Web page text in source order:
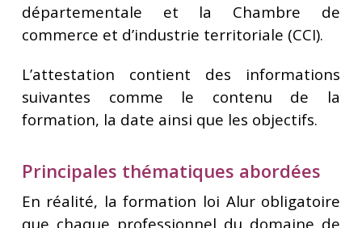
départementale et la Chambre de
commerce et d’industrie territoriale (CCI).
L’attestation contient des informations
suivantes comme le contenu de la
formation, la date ainsi que les objectifs.
Principales thématiques abordées
En réalité, la formation loi Alur obligatoire
que chaque professionnel du domaine de